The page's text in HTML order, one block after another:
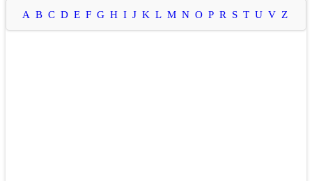
A B C D E F G H I J K L M N O P R S T U V Z